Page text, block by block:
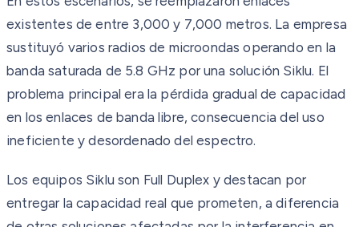
existentes de entre 3,000 y 7,000 metros. La empresa
sustituyó varios radios de microondas operando en la
banda saturada de 5.8 GHz por una solución Siklu. El
problema principal era la pérdida gradual de capacidad
en los enlaces de banda libre, consecuencia del uso
ineficiente y desordenado del espectro.
Los equipos Siklu son Full Duplex y destacan por
entregar la capacidad real que prometen, a diferencia